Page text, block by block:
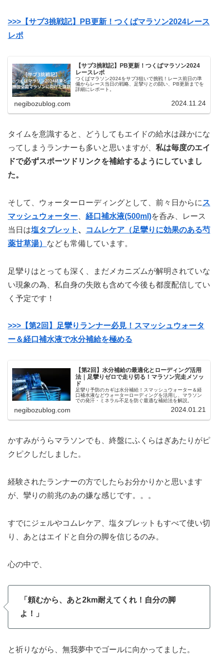
>>>【サブ3挑戦記】PB更新！つくばマラソン2024レース
レポ
【サブ3挑戦記】PB更新！つくばマラソン2024
レースレポ
つくばマラソン2024をサブ3狙いで挑戦！レース前日の準
備からレース当日の戦略、足攣りとの闘い、PB更新までを
詳細にレポート。
negibozublog.com 2024.11.24
タイムを意識すると、どうしてもエイドの給水は疎かにな
ってしまうランナーも多いと思いますが、 私は毎度のエイ
ドで必ずスポーツドリンクを補給するようにしていまし
た。
そして、ウォーターローディングとして、前々日からに ス
マッシュウォーター
経口補水液(500ml)を呑み、レース
当日は塩タブレット 、
コムレケア（足攣りに効果のある芍
薬甘草湯） なども常備しています。
足攣りはとっても深く、まだメカニズムが解明されていな
い現象の為、私自身の失敗も含めて今後も都度配信してい
く予定です！
>>>【第2回】足攣りランナー必見！スマッシュウォータ
ー＆経口補水液で水分補給を極める
【第2回】水分補給の最適化とローディング活用
法｜足攣りゼロで走り切る！マラソン完走メソッ
ド
足攣り予防のカギは水分補給！スマッシュウォーター＆経
口補水液などウォーターローディングを活用し、マラソン
での発汗・ミネラル不足を防ぐ最適な補給法を解説。
negibozublog.com 2024.01.21
かすみがうらマラソンでも、終盤にふくらはぎあたりがピ
クピクしだしました。
経験されたランナーの方でしたらお分かりかと思います
が、攣りの前兆のあの嫌な感じです。。。
すでにジェルやコムレケア、塩タブレットもすべて使い切
り、あとはエイドと自分の脚を信じるのみ。
心の中で、
「頼むから、あと2km耐えてくれ！自分の脚
よ！」
と祈りながら、無我夢中でゴールに向かってました。